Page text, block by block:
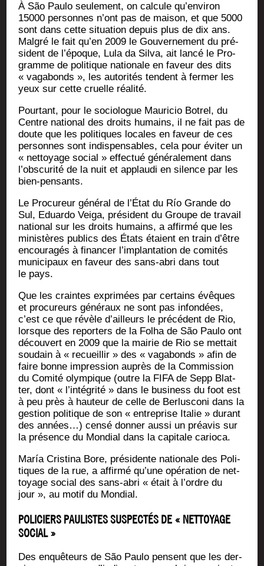
À São Pau­lo seule­ment, on cal­cule qu’environ
15000 per­sonnes n’ont pas de mai­son, et que 5000
sont dans cette situa­tion depuis plus de dix ans.
Mal­gré le fait qu’en 2009 le Gou­ver­ne­ment du pré­
sident de l’époque, Lula da Sil­va, ait lan­cé le Pro­
gramme de poli­tique natio­nale en faveur des dits
« vaga­bonds », les auto­ri­tés tendent à fer­mer les
yeux sur cette cruelle réalité.
Pour­tant, pour le socio­logue Mau­ri­cio Botrel, du
Centre natio­nal des droits humains, il ne fait pas de
doute que les poli­tiques locales en faveur de ces
per­sonnes sont indis­pen­sables, cela pour évi­ter un
« net­toyage social » effec­tué géné­ra­le­ment dans
l’obscurité de la nuit et applau­di en silence par les
bien-pensants.
Le Pro­cu­reur géné­ral de l’État du Río Grande do
Sul, Eduar­do Vei­ga, pré­sident du Groupe de tra­vail
natio­nal sur les droits humains, a affir­mé que les
minis­tères publics des États étaient en train d’être
encou­ra­gés à finan­cer l’implantation de comi­tés
muni­ci­paux en faveur des sans-abri dans tout
le pays.
Que les craintes expri­mées par cer­tains évêques
et pro­cu­reurs géné­raux ne sont pas infon­dées,
c’est ce que révèle d’ailleurs le pré­cé­dent de Rio,
lorsque des repor­ters de la Fol­ha de São Pau­lo ont
décou­vert en 2009 que la mai­rie de Rio se met­tait
sou­dain à « recueillir » des « vaga­bonds » afin de
faire bonne impres­sion auprès de la Com­mis­sion
du Comi­té olym­pique (outre la FIFA de Sepp Blat­
ter, dont « l’intégrité » dans le busi­ness du foot est
à peu près à hau­teur de celle de Ber­lus­co­ni dans la
ges­tion poli­tique de son « entre­prise Ita­lie » durant
des années…) cen­sé don­ner aus­si un pré­avis sur
la pré­sence du Mon­dial dans la capi­tale carioca.
María Cris­ti­na Bore, pré­si­dente natio­nale des Poli­
tiques de la rue, a affir­mé qu’une opé­ra­tion de net­
toyage social des sans-abri « était à l’ordre du
jour », au motif du Mondial.
POLICIERS PAULISTES SUSPECTÉS DE « NETTOYAGE
SOCIAL »
Des enquê­teurs de São Pau­lo pensent que les der­